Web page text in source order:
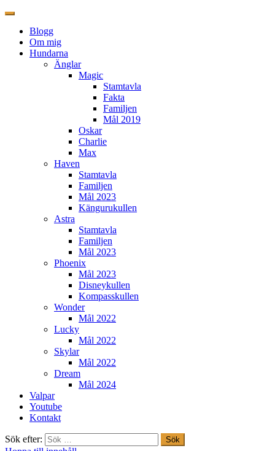
Blogg
Om mig
Hundarna
Änglar
Magic
Stamtavla
Fakta
Familjen
Mål 2019
Oskar
Charlie
Max
Haven
Stamtavla
Familjen
Mål 2023
Kängurukullen
Astra
Stamtavla
Familjen
Mål 2023
Phoenix
Mål 2023
Disneykullen
Kompasskullen
Wonder
Mål 2022
Lucky
Mål 2022
Skylar
Mål 2022
Dream
Mål 2024
Valpar
Youtube
Kontakt
Sök efter: